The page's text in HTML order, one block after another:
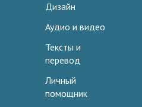
Дизайн
Аудио и видео
Тексты и
перевод
Личный
помощник